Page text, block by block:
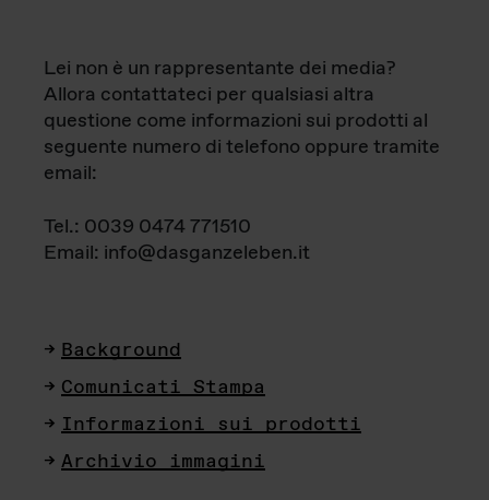
Lei non è un rappresentante dei media?
Allora contattateci per qualsiasi altra
questione come informazioni sui prodotti al
seguente numero di telefono oppure tramite
email:
Tel.: 0039 0474 771510
Email: info@dasganzeleben.it
Background
Comunicati Stampa
Informazioni sui prodotti
Archivio immagini